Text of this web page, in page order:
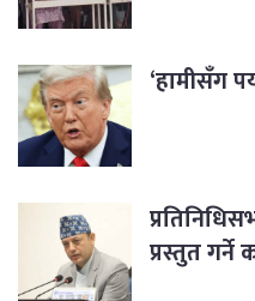
‘हामीसँग
प्रस्तुत गर्ने